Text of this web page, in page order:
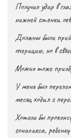
Получил удар в
нижней стенки
Должны были
операцию, но в
Можно тоже
У меня был
месяц ходил с
Хотели бы
сонапакса,